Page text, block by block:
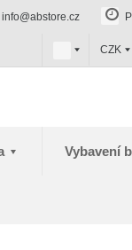
info@abstore.cz
c
z
CZK
Vybavení